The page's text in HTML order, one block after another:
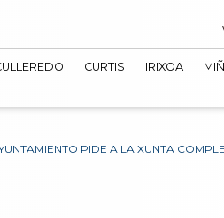
CURTIS IRIXOA
PIDE A LA XUNTA